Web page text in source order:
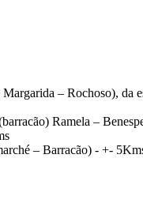
– Rochoso), da
Ramela –
– Barracão) - +-